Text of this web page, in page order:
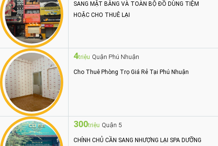
SANG MẶT BẰNG VÀ TOÀN BỘ ĐỒ DÙNG TIỆM
HOẶC CHO THUÊ LẠI
4triệu Quận Phú Nhuận
Cho Thuê Phòng Trọ Giá Rẻ Tại Phú Nhuận
300triệu Quận 5
CHÍNH CHỦ CẦN SANG NHƯỢNG LẠI SPA DƯỠNG